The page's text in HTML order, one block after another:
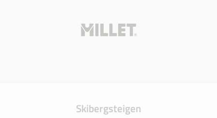
Skibergsteigen